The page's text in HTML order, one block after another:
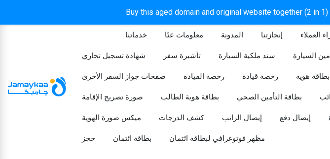
Buy this aged domain and original website together (2 in
خدماتنا معلومات عنّا المدونة إنجازتنا العملاء
شهادة تسجيل تجاري تأشيرة سفر سند ملكية السيارة السيارة
صفحات جواز السفر الأخرى رخصة القيادة رخصة قيادة بطاقة هوية
صورة تصريح الإقامة بطاقة هوية الطالب بطاقة التأمين الصحي
ميكس صورة الهوية كشف الدرجات إيصال الراتب إيصال دفع
حجز بطاقة ائتمان مظهر فوتوغرافي لبطاقة ائتمان